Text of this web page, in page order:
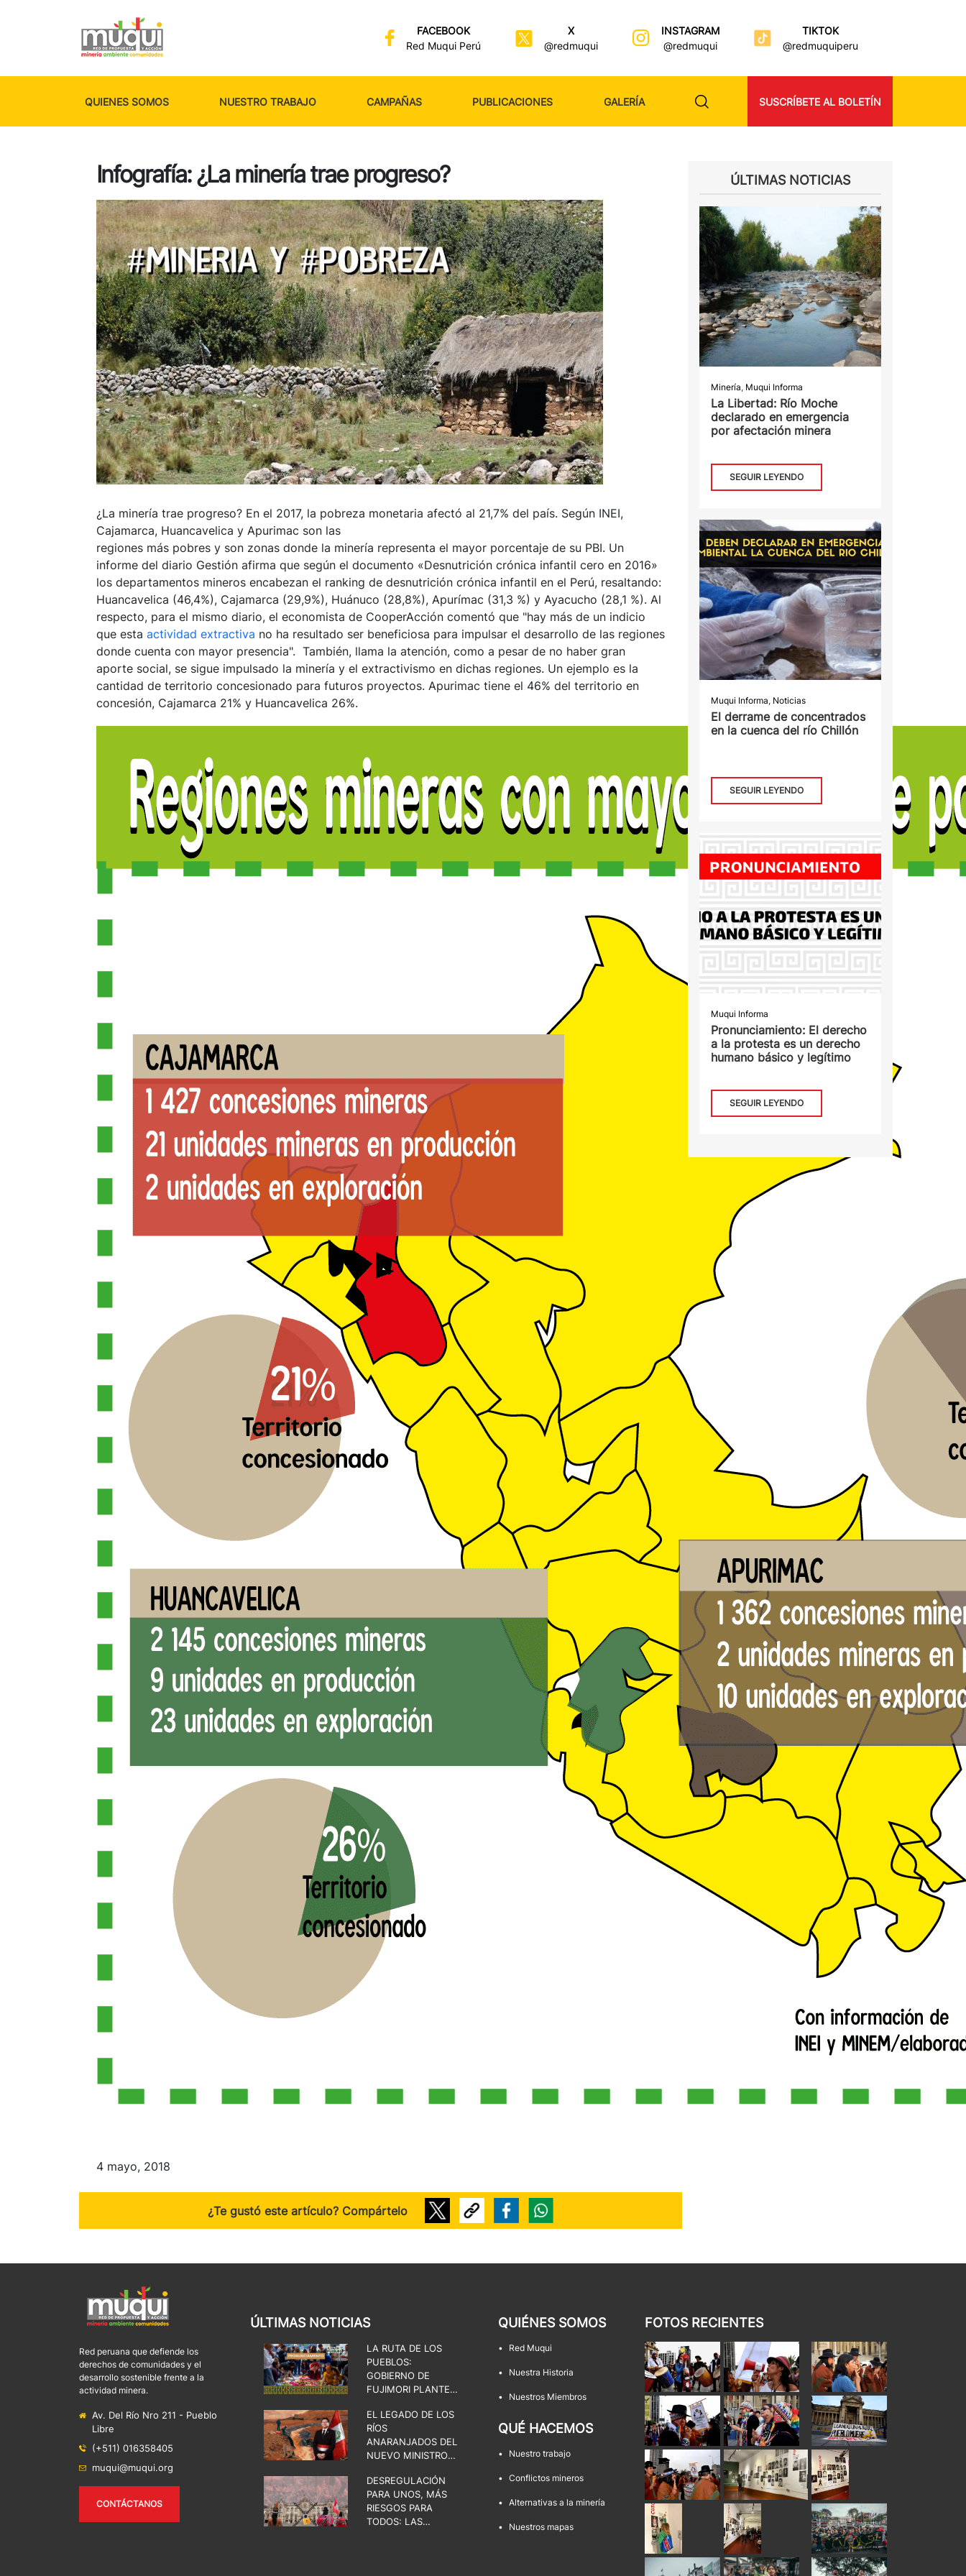
FACEBOOK
Red Muqui Perú
X
@redmuqui
INSTAGRAM
@redmuqui
TIKTOK
@redmuquiperu
QUIENES SOMOS NUESTRO TRABAJO CAMPAÑAS PUBLICACIONES GALERÍA SUSCRÍBETE AL BOLETÍN
Infografía: ¿La minería trae progreso?
¿La minería trae progreso? En el 2017, la pobreza monetaria afectó al 21,7% del país. Según INEI,
Cajamarca, Huancavelica y Apurimac son las
regiones más pobres y son zonas donde la minería representa el mayor porcentaje de su PBI. Un
informe del diario Gestión afirma que según el documento «Desnutrición crónica infantil cero en 2016»
los departamentos mineros encabezan el ranking de desnutrición crónica infantil en el Perú, resaltando:
Huancavelica (46,4%), Cajamarca (29,9%), Huánuco (28,8%), Apurímac (31,3 %) y Ayacucho (28,1 %). Al
respecto, para el mismo diario, el economista de CooperAcción comentó que "hay más de un indicio
que esta actividad extractiva no ha resultado ser beneficiosa para impulsar el desarrollo de las regiones
donde cuenta con mayor presencia". También, llama la atención, como a pesar de no haber gran
aporte social, se sigue impulsado la minería y el extractivismo en dichas regiones. Un ejemplo es la
cantidad de territorio concesionado para futuros proyectos. Apurimac tiene el 46% del territorio en
concesión, Cajamarca 21% y Huancavelica 26%.
4 mayo, 2018
¿Te gustó este artículo? Compártelo
ÚLTIMAS NOTICIAS
Minería, Muqui Informa
La Libertad: Río Moche
declarado en emergencia
por afectación minera
SEGUIR LEYENDO
Muqui Informa, Noticias
El derrame de concentrados
en la cuenca del río Chillón
SEGUIR LEYENDO
Muqui Informa
Pronunciamiento: El derecho
a la protesta es un derecho
humano básico y legítimo
SEGUIR LEYENDO
Red peruana que defiende los
derechos de comunidades y el
desarrollo sostenible frente a la
actividad minera.
Av. Del Río Nro 211 - Pueblo
Libre
(+511) 016358405
muqui@muqui.org
CONTÁCTANOS
ÚLTIMAS NOTICIAS
LA RUTA DE LOS
PUEBLOS:
GOBIERNO DE
FUJIMORI PLANTEA
EL ESTADO, LA
DEMOCRACIA Y LOS
TERRITORIOS
EL LEGADO DE LOS
RÍOS
ANARANJADOS DEL
NUEVO MINISTRO
MINAS
DESREGULACIÓN
PARA UNOS, MÁS
RIESGOS PARA
TODOS: LAS
QUIÉNES SOMOS
• Red Muqui
• Nuestra Historia
• Nuestros Miembros
QUÉ HACEMOS
• Nuestro trabajo
• Conflictos mineros
• Alternativas a la minería
• Nuestros mapas
FOTOS RECIENTES